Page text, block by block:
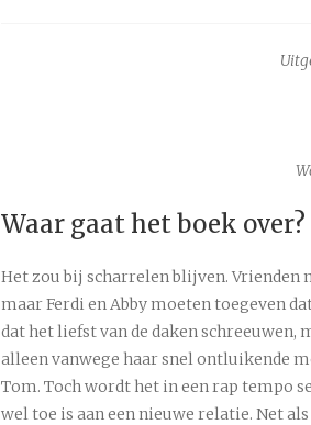
Waar gaat het boek over?
Het zou bij scharrelen blijven. Vrienden
maar Ferdi en Abby moeten toegeven
dat het liefst van de daken schreeuwen,
alleen vanwege haar snel ontluikende
Tom. Toch wordt het in een rap tempo
wel toe is aan een nieuwe relatie. Net